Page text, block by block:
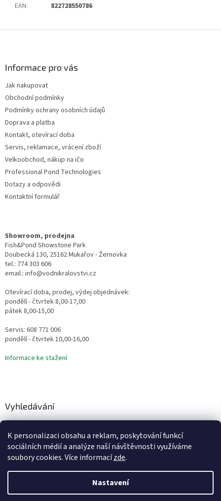
K personalizaci obsahu a reklam, poskytování funkcí
sociálních médií a analýze naší návštěvnosti využíváme
soubory cookies. Více informacízde.
Nastavení
EAN: 822728550786
Informace pro vás
Jak nakupovat
Obchodní podmínky
Podmínky ochrany osobních údajů
Doprava a platba
Kontakt, otevírací doba
Servis, reklamace, vrácení zboží
Velkoobchod, nákup na ičo
Professional Pond Technologies
Dotazy a odpovědi
Kontaktní formulář
Showroom, prodejna
Fish&Pond Showstone Park
Doubecká 130, 25162 Mukařov - Žernovka
tel.: 774 303 606
email.: info@vodnikralovstvi.cz
Otevírací doba, prodej, výdej objednávek:
pondělí - čtvrtek 8,00-17,00
pátek 8,00-15,00
Servis: 608 771 006
pondělí - čtvrtek 10,00-16,00
Informace ke stažení
Vyhledávání
HLEDAT